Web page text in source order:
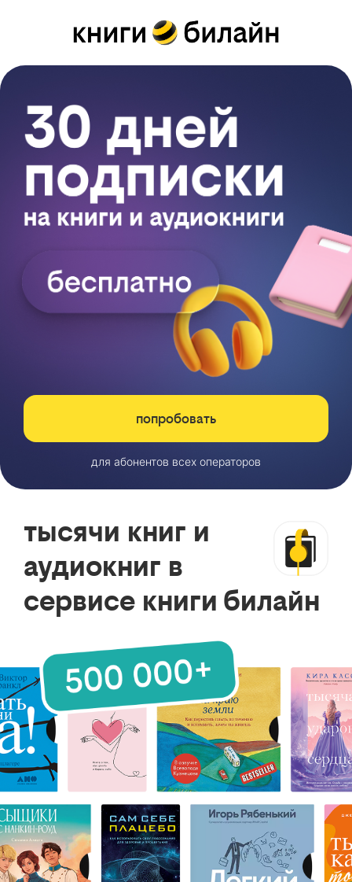
попробовать
для абонентов всех операторов
тысячи книг и
аудиокниг в
сервисе книги билайн